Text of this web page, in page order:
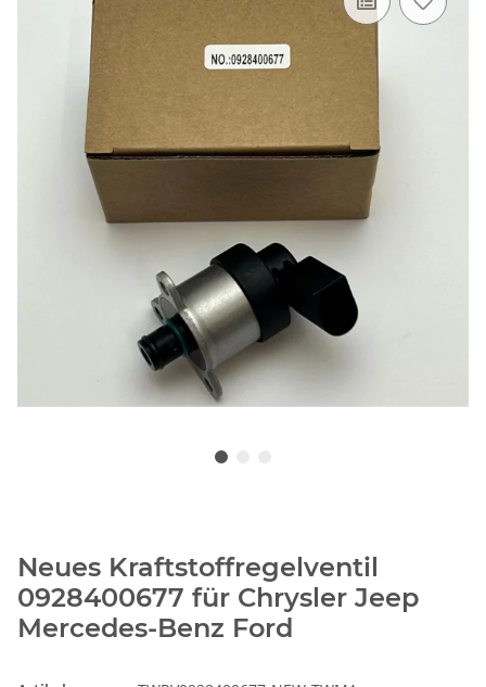
Neues Kraftstoffregelventil
0928400677 für Chrysler Jeep
Mercedes-Benz Ford